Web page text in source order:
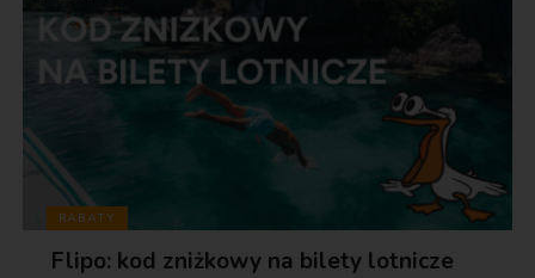
RABATY
Flipo: kod zniżkowy na bilety lotnicze